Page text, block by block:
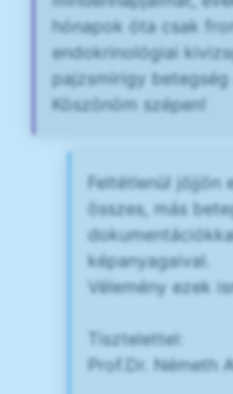
hónapok óta csak
endokrinológiai
pajzsmirigy betegség
Köszönöm szépen!
Feltétlenül jöjjön
összes, más
képanyagaival.
Vélemény ezek
Tisztelettel:
Prof.Dr. Németh